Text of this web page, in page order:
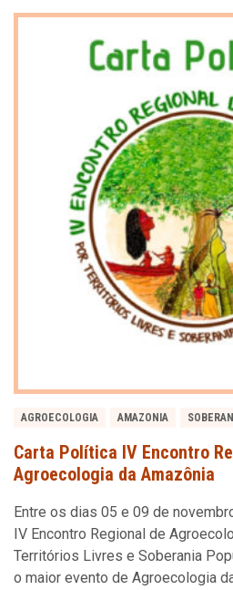
AGROECOLOGIA AMAZONIA
Carta Política IV Encontro
Agroecologia da Amazônia
Entre os dias 05 e 09 de
IV Encontro Regional de
Territórios Livres e Soberania
o maior evento de Agroecologia